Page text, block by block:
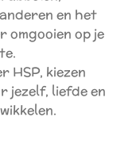
en het
omgooien op je
HSP, kiezen
jezelf, liefde en